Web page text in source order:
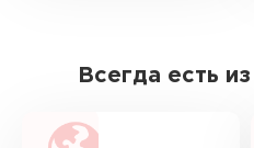
Всегда есть